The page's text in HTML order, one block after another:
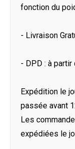
fonction du
- Livraison
- DPD : à
Expédition le
passée avant
Les
expédiées le